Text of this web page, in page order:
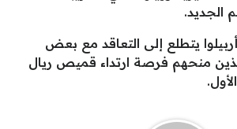
الجديد.
يتطلع إلى التعاقد مع بعض
منحهم فرصة ارتداء قميص ريال